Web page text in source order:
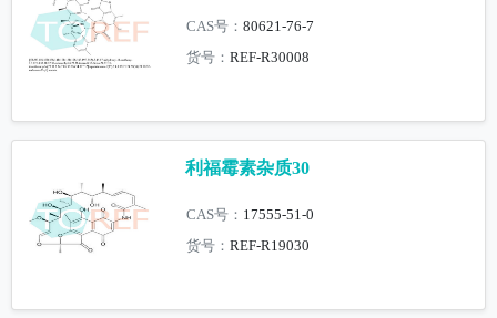
CAS号：80621-76-7
货号：REF-R30008
利福霉素杂质30
CAS号： 17555-51-0
货号：REF-R19030